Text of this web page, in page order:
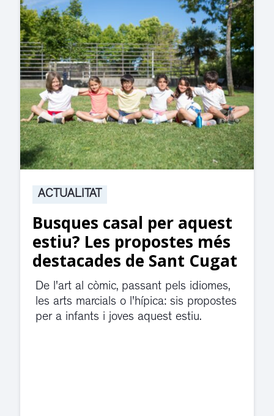
ACTUALITAT
Suspesa l’activitat als
jutjats de Rubí fins
divendres per una fuita
d’aigua
El servei de guàrdia i el jutjat de
violència de gènere s'han traslladat a